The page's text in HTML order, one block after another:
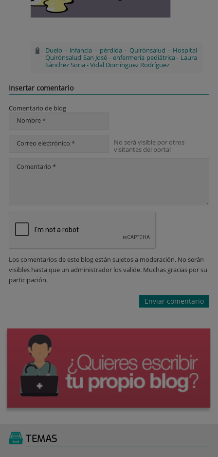
Duelo - infancia - pérdida - Quirónsalud - Hospital
Quirónsalud San José - enfermería pediátrica - Laura
Sánchez Soria -Vidal Domínguez Rodríguez
Insertar comentario
Comentario de blog
Nombre *
Correo electrónico *
No será visible por otros
visitantes del portal
Comentario *
Los comentarios de este blog están sujetos a moderación. No serán
visibles hasta que un administrador los valide. Muchas gracias por su
participación.
TEMAS